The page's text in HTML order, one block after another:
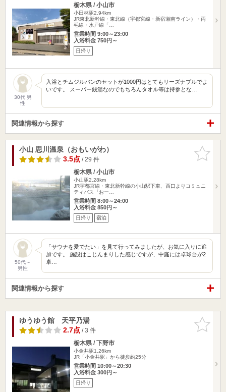
栃木県 / 小山市
小田林駅2.94km
JR東北新幹線・東北線（宇都宮線・新宿湘南ライン）・両
毛線・水戸線「…
営業時間 9:00～23:00
入浴料金 750円～
日帰り
30代 男
性
入浴とチムジルバンのセットが1000円はとてもリーズナブルでよ
いです。 スーパー銭湯なのでもちろんタオル等は持参とな…
関連情報から探す
お気に入
りに追加
小山 思川温泉（おもいがわ）
3.5点/ 29 件
栃木県 / 小山市
小山駅2.28km
JR宇都宮線・東北新幹線の小山駅下車、西口よりコミュニ
ティバス『おー…
営業時間 8:00～24:00
入浴料金 850円～
日帰り 宿泊
50代～
男性
「サウナを愛でたい」を見て行ってみましたが、お気に入りに追
加です。 施設はこじんまりした感じですが、中庭には卓球台が2
卓…
関連情報から探す
お気に入
りに追加
ゆうゆう館 天平乃湯
2.7点/ 3 件
栃木県 / 下野市
小金井駅1.26km
JR「小金井駅」から徒歩約25分
営業時間 10:00～20:30
入浴料金 300円～
日帰り